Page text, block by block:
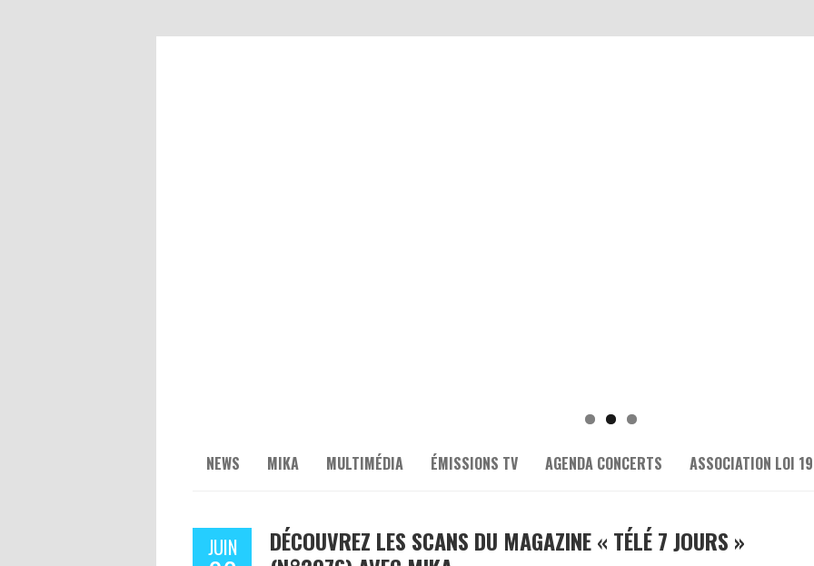
NEWS MIKA MULTIMÉDIA ÉMISSIONS TV AGENDA CONCERTS ASSOCIATION LOI
JUIN
DÉCOUVREZ LES SCANS DU MAGAZINE « TÉLÉ 7 JOURS »